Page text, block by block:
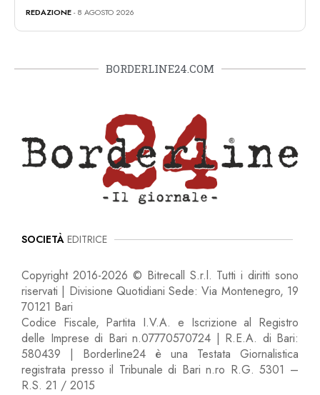
REDAZIONE- 8 AGOSTO 2026
BORDERLINE24.COM
SOCIETÀ EDITRICE
Copyright 2016-2026 © Bitrecall S.r.l. Tutti i diritti sono
riservati | Divisione Quotidiani Sede: Via Montenegro, 19
70121 Bari
Codice Fiscale, Partita I.V.A. e Iscrizione al Registro
delle Imprese di Bari n.07770570724 | R.E.A. di Bari:
580439 | Borderline24 è una Testata Giornalistica
registrata presso il Tribunale di Bari n.ro R.G. 5301 –
R.S. 21 / 2015